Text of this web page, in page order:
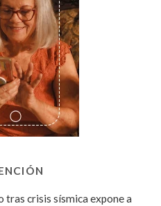
tras crisis sísmica expone a